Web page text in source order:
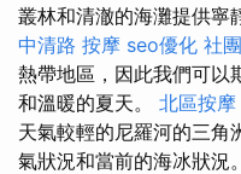
叢林和清澈的海灘提供寧
中清路 按摩 seo優化 社
熱帶地區，因此我們可以
和溫暖的夏天。 北區按摩
天氣較輕的尼羅河的三角
氣狀況和當前的海冰狀況